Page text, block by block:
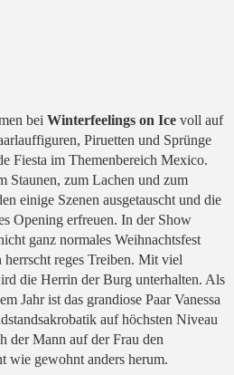
bei Winterfeelings on Ice voll auf
Piruetten und Sprünge
Fiesta im Themenbereich Mexico.
Staunen, zum Lachen und zum
einige Szenen ausgetauscht und die
Opening erfreuen. In der Show
ganz normales Weihnachtsfest
reges Treiben. Mit viel
die Herrin der Burg unterhalten. Als
Jahr ist das grandiose Paar Vanessa
auf höchsten Niveau
der Mann auf der Frau den
wie gewohnt anders herum.